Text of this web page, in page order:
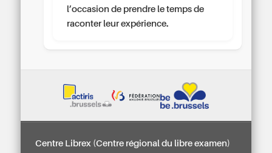
l’occasion de prendre le temps de
raconter leur expérience.
Centre Librex (Centre régional du libre examen)